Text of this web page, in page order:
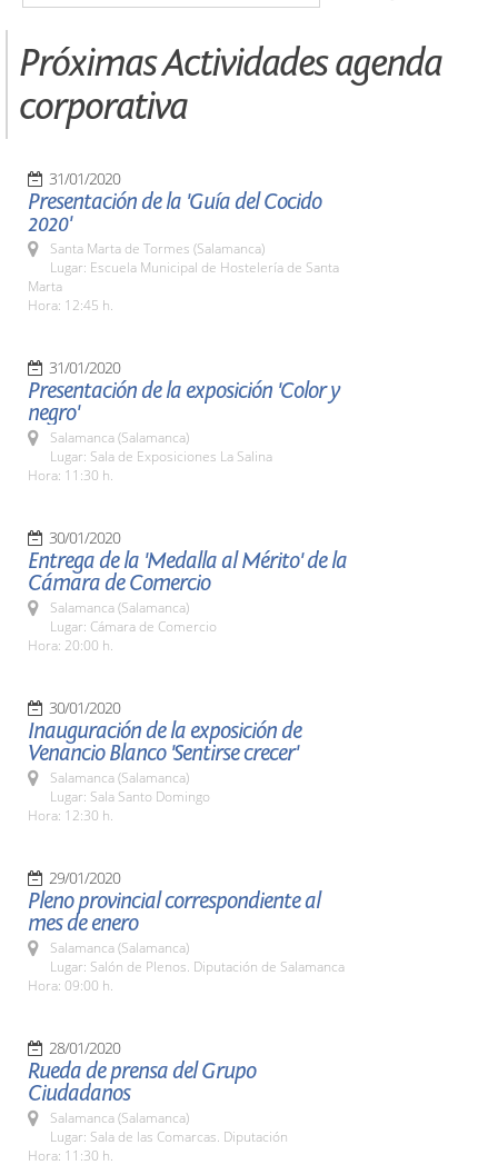
Próximas Actividades agenda
corporativa
31/01/2020
Presentación de la 'Guía del Cocido
2020'
Santa Marta de Tormes (Salamanca)
Lugar: Escuela Municipal de Hostelería de Santa
Marta
Hora: 12:45 h.
31/01/2020
Presentación de la exposición 'Color y
negro'
Salamanca (Salamanca)
Lugar: Sala de Exposiciones La Salina
Hora: 11:30 h.
30/01/2020
Entrega de la 'Medalla al Mérito' de la
Cámara de Comercio
Salamanca (Salamanca)
Lugar: Cámara de Comercio
Hora: 20:00 h.
30/01/2020
Inauguración de la exposición de
Venancio Blanco 'Sentirse crecer'
Salamanca (Salamanca)
Lugar: Sala Santo Domingo
Hora: 12:30 h.
29/01/2020
Pleno provincial correspondiente al
mes de enero
Salamanca (Salamanca)
Lugar: Salón de Plenos. Diputación de Salamanca
Hora: 09:00 h.
28/01/2020
Rueda de prensa del Grupo
Ciudadanos
Salamanca (Salamanca)
Lugar: Sala de las Comarcas. Diputación
Hora: 11:30 h.